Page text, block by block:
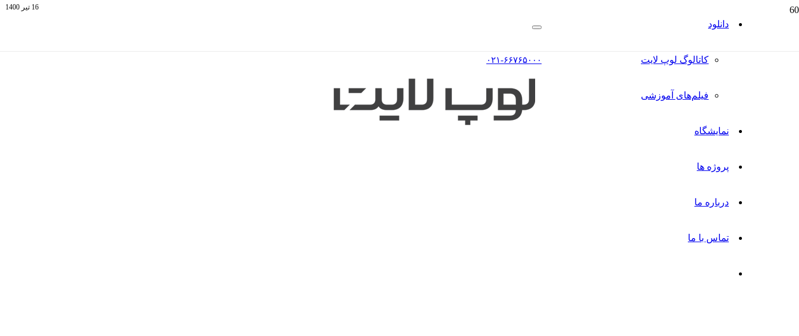
دانلود
کاتالوگ‌ لوپ لایت
فیلم‌های آموزشی
نمایشگاه
پروژه ها
درباره ما
تماس با ما
۰۲۱-۶۶۷۶۵۰۰۰
16 تیر 1400